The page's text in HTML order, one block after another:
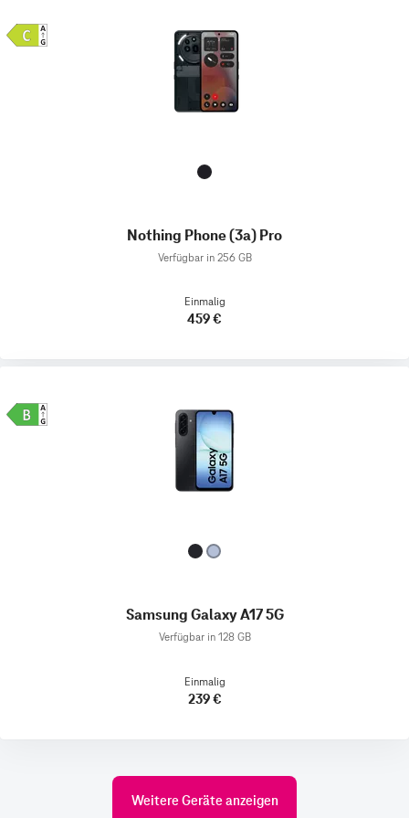
Nothing Phone (3a) Pro
Verfügbar in 256 GB
Einmalig
459 €
Samsung Galaxy A17 5G
Verfügbar in 128 GB
Einmalig
239 €
Weitere Geräte anzeigen